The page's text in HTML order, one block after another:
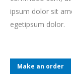
ipsum dolor sit
egetipsum dolor.
Make an order